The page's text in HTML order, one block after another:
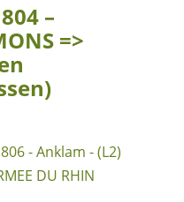
–
=>